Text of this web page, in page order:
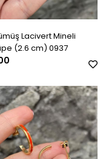
Lacivert Mineli
(2.6 cm) 0937